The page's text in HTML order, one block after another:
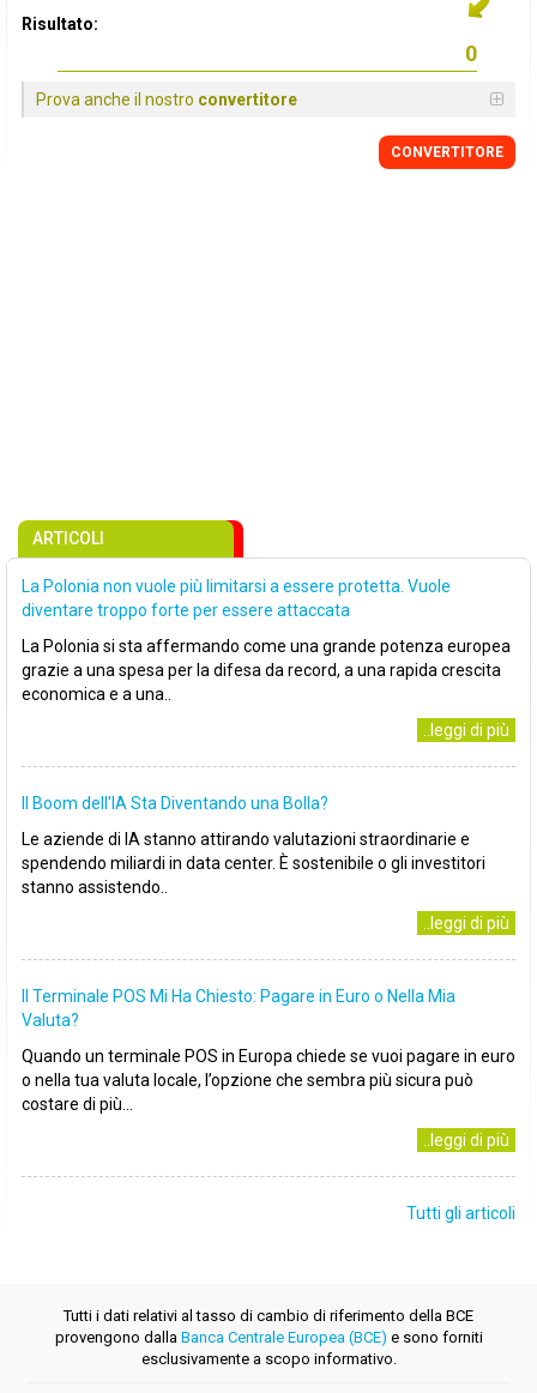
Risultato:
Prova anche il nostro convertitore
CONVERTITORE
ARTICOLI
La Polonia non vuole più limitarsi a essere protetta. Vuole
diventare troppo forte per essere attaccata
La Polonia si sta affermando come una grande potenza europea
grazie a una spesa per la difesa da record, a una rapida crescita
economica e a una..
..leggi di più
Il Boom dell'IA Sta Diventando una Bolla?
Le aziende di IA stanno attirando valutazioni straordinarie e
spendendo miliardi in data center. È sostenibile o gli investitori
stanno assistendo..
..leggi di più
Il Terminale POS Mi Ha Chiesto: Pagare in Euro o Nella Mia
Valuta?
Quando un terminale POS in Europa chiede se vuoi pagare in euro
o nella tua valuta locale, l’opzione che sembra più sicura può
costare di più...
..leggi di più
Tutti gli articoli
Tutti i dati relativi al tasso di cambio di riferimento della BCE
provengono dalla Banca Centrale Europea (BCE) e sono forniti
esclusivamente a scopo informativo.